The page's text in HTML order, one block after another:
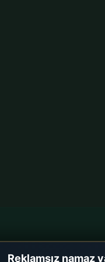
Reklamsız namaz